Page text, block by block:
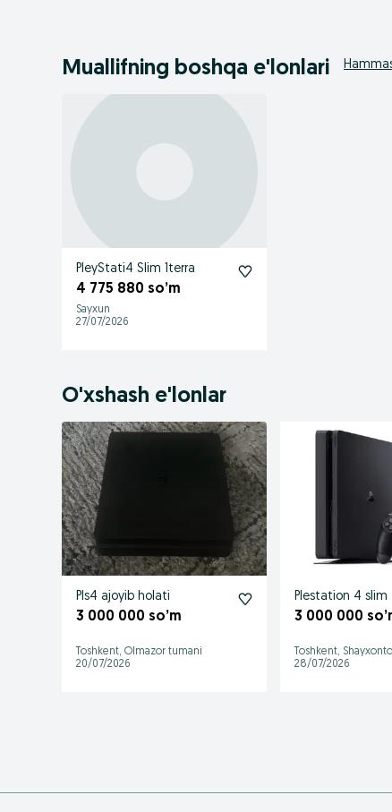
Muallifning boshqa e'lonlari
PleyStati4 Slim 1terra
4 775 880 so’m
Sayxun
27/07/2026
O'xshash e'lonlar
Pls4 ajoyib holati
3 000 000 so’m
Toshkent, Olmazor tumani
20/07/2026
Plestation 4 slim
3 000 000
Toshkent,
28/07/2026